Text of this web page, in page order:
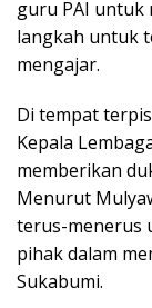
guru PAI untuk
langkah untuk
mengajar.
Di tempat
Kepala
memberikan
Menurut
terus-menerus
pihak dalam
Sukabumi.